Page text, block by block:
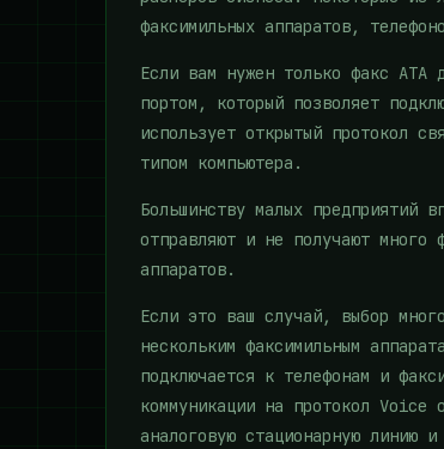
факсимильных аппаратов,
Если вам нужен только факс
портом, который позволяет
использует открытый протокол
типом компьютера.
Большинству малых предприятий
отправляют и не получают много
аппаратов.
Если это ваш случай, выбор
нескольким факсимильным
подключается к телефонам и
коммуникации на протокол
аналоговую стационарную линию